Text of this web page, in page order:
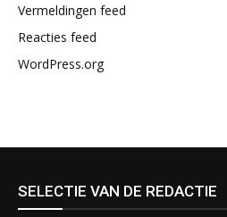
Vermeldingen feed
Reacties feed
WordPress.org
SELECTIE VAN DE REDACTIE